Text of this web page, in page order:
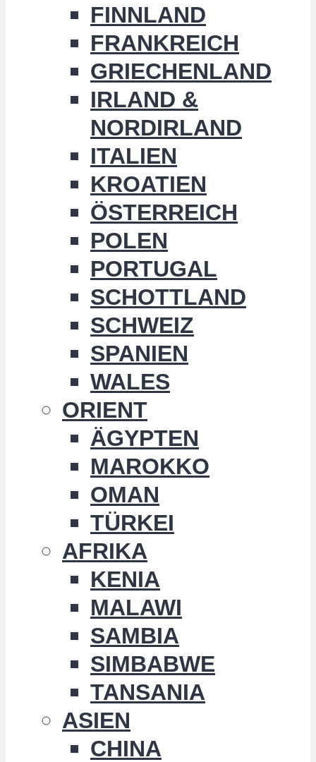
FINNLAND
FRANKREICH
GRIECHENLAND
IRLAND &
NORDIRLAND
ITALIEN
KROATIEN
ÖSTERREICH
POLEN
PORTUGAL
SCHOTTLAND
SCHWEIZ
SPANIEN
WALES
ORIENT
ÄGYPTEN
MAROKKO
OMAN
TÜRKEI
AFRIKA
KENIA
MALAWI
SAMBIA
SIMBABWE
TANSANIA
ASIEN
CHINA